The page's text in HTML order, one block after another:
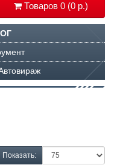
Товаров 0 (0 р.)
Показать: